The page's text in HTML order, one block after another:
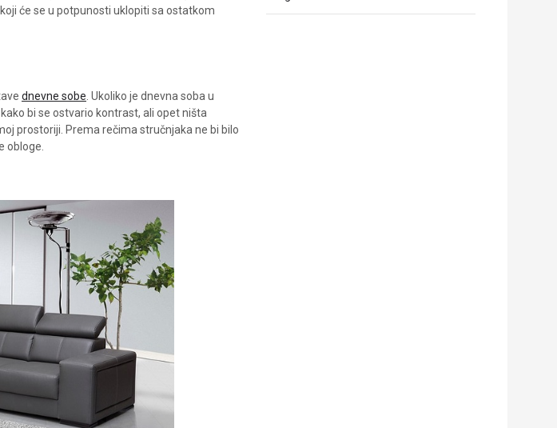
će se u potpunosti uklopiti sa ostatkom
dnevne sobe . Ukoliko je dnevna soba u
bi se ostvario kontrast, ali opet ništa
prostoriji. Prema rečima stručnjaka ne bi bilo
obloge.